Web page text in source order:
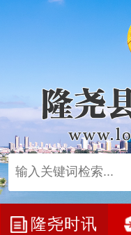
隆尧时讯